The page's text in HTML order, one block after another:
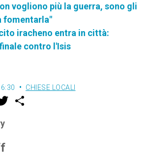
vogliono più la guerra, sono gli
fomentarla"
iracheno entra in città:
contro l'Isis
CHIESE LOCALI
w